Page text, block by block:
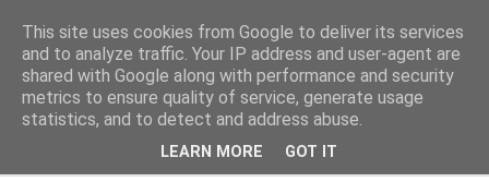
This site uses cookies from Google to deliver its services
and to analyze traffic. Your IP address and user-agent are
shared with Google along with performance and security
metrics to ensure quality of service, generate usage
statistics, and to detect and address abuse.
LEARN MORE GOT IT